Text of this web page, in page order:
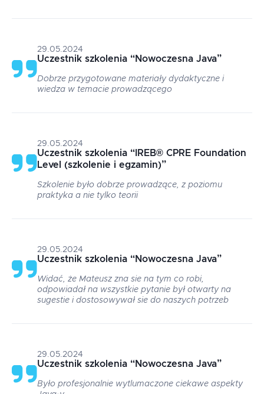
29.05.2024
Uczestnik szkolenia “Nowoczesna Java”
Dobrze przygotowane materiały dydaktyczne i
wiedza w temacie prowadzącego
29.05.2024
Uczestnik szkolenia “ IREB® CPRE Foundation
Level (szkolenie i egzamin)”
Szkolenie było dobrze prowadzące, z poziomu
praktyka a nie tylko teorii
29.05.2024
Uczestnik szkolenia “Nowoczesna Java”
Widać, że Mateusz zna sie na tym co robi,
odpowiadał na wszystkie pytanie był otwarty na
sugestie i dostosowywał sie do naszych potrzeb
29.05.2024
Uczestnik szkolenia “Nowoczesna Java”
Było profesjonalnie wytlumaczone ciekawe aspekty